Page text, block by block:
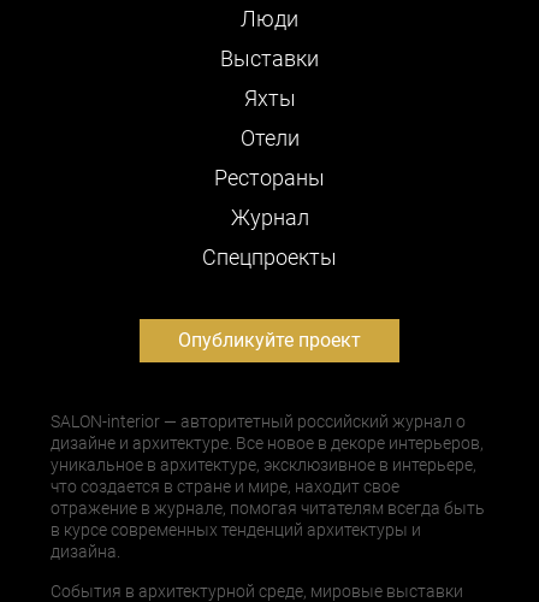
Люди
Выставки
Яхты
Отели
Рестораны
Журнал
Cпецпроекты
Опубликуйте проект
SALON-interior — авторитетный российский журнал о
дизайне и архитектуре. Все новое в декоре интерьеров,
уникальное в архитектуре, эксклюзивное в интерьере,
что создается в стране и мире, находит свое
отражение в журнале, помогая читателям всегда быть
в курсе современных тенденций архитектуры и
дизайна.
События в архитектурной среде, мировые выставки